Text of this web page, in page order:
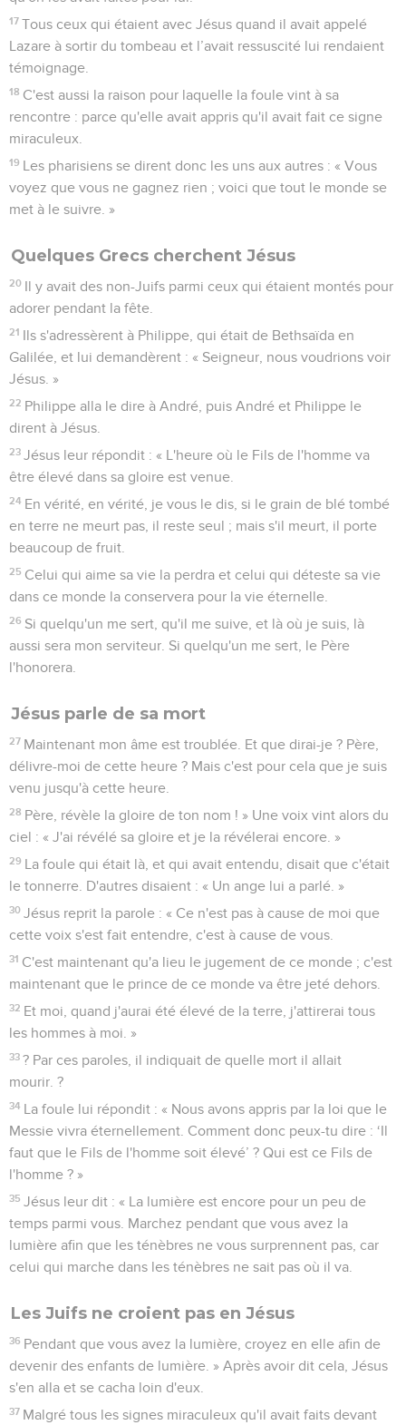
17 Tous ceux qui étaient avec Jésus quand il avait appelé
Lazare à sortir du tombeau et l’avait ressuscité lui rendaient
témoignage.
18 C'est aussi la raison pour laquelle la foule vint à sa
rencontre : parce qu'elle avait appris qu'il avait fait ce signe
miraculeux.
19 Les pharisiens se dirent donc les uns aux autres : « Vous
voyez que vous ne gagnez rien ; voici que tout le monde se
met à le suivre. »
Quelques Grecs cherchent Jésus
20 Il y avait des non-Juifs parmi ceux qui étaient montés pour
adorer pendant la fête.
21 Ils s'adressèrent à Philippe, qui était de Bethsaïda en
Galilée, et lui demandèrent : « Seigneur, nous voudrions voir
Jésus. »
22 Philippe alla le dire à André, puis André et Philippe le
dirent à Jésus.
23 Jésus leur répondit : « L'heure où le Fils de l'homme va
être élevé dans sa gloire est venue.
24 En vérité, en vérité, je vous le dis, si le grain de blé tombé
en terre ne meurt pas, il reste seul ; mais s'il meurt, il porte
beaucoup de fruit.
25 Celui qui aime sa vie la perdra et celui qui déteste sa vie
dans ce monde la conservera pour la vie éternelle.
26 Si quelqu'un me sert, qu'il me suive, et là où je suis, là
aussi sera mon serviteur. Si quelqu'un me sert, le Père
l'honorera.
Jésus parle de sa mort
27 Maintenant mon âme est troublée. Et que dirai-je ? Père,
délivre-moi de cette heure ? Mais c'est pour cela que je suis
venu jusqu'à cette heure.
28 Père, révèle la gloire de ton nom ! » Une voix vint alors du
ciel : « J'ai révélé sa gloire et je la révélerai encore. »
29 La foule qui était là, et qui avait entendu, disait que c'était
le tonnerre. D'autres disaient : « Un ange lui a parlé. »
30 Jésus reprit la parole : « Ce n'est pas à cause de moi que
cette voix s'est fait entendre, c'est à cause de vous.
31 C'est maintenant qu'a lieu le jugement de ce monde ; c'est
maintenant que le prince de ce monde va être jeté dehors.
32 Et moi, quand j'aurai été élevé de la terre, j'attirerai tous
les hommes à moi. »
33 ? Par ces paroles, il indiquait de quelle mort il allait
mourir. ?
34 La foule lui répondit : « Nous avons appris par la loi que le
Messie vivra éternellement. Comment donc peux-tu dire : ‘Il
faut que le Fils de l'homme soit élevé’ ? Qui est ce Fils de
l'homme ? »
35 Jésus leur dit : « La lumière est encore pour un peu de
temps parmi vous. Marchez pendant que vous avez la
lumière afin que les ténèbres ne vous surprennent pas, car
celui qui marche dans les ténèbres ne sait pas où il va.
Les Juifs ne croient pas en Jésus
36 Pendant que vous avez la lumière, croyez en elle afin de
devenir des enfants de lumière. » Après avoir dit cela, Jésus
s'en alla et se cacha loin d'eux.
37 Malgré tous les signes miraculeux qu'il avait faits devant